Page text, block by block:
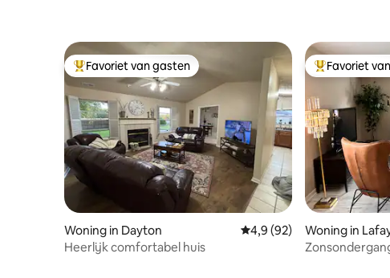
Topfavoriet van gasten
Favoriet van gasten
Woning in Dayton Gemiddelde beoordeling
4,9 (92)
Heerlijk comfortabel huis
Topfavoriet
Favoriet
Woning in